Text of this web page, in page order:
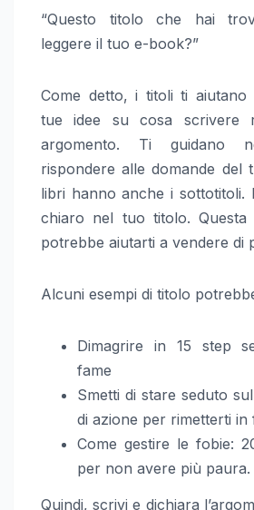
“Questo titolo che hai
leggere il tuo e-book?”
Come detto, i titoli ti aiutano
tue idee su cosa scrivere
argomento. Ti guidano
rispondere alle domande del
libri hanno anche i sottotitoli.
chiaro nel tuo titolo. Questa
potrebbe aiutarti a vendere di
Alcuni esempi di titolo
Dimagrire in 15 step
fame
Smetti di stare seduto
di azione per rimetterti in
Come gestire le fobie:
per non avere più paura.
Quindi, scrivi e dichiara